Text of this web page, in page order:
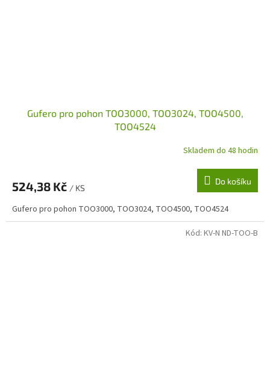
Gufero pro pohon TOO3000, TOO3024, TOO4500,
TOO4524
Skladem do 48 hodin
524,38 Kč / KS
Do košíku
Gufero pro pohon TOO3000, TOO3024, TOO4500, TOO4524
Kód: KV-N ND-TOO-B